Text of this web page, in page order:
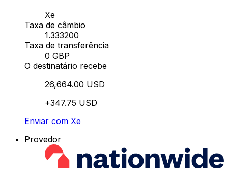
Xe
Taxa de câmbio
1.333200
Taxa de transferência
0 GBP
O destinatário recebe
26,664.00 USD
+347.75 USD
Enviar com Xe
Provedor